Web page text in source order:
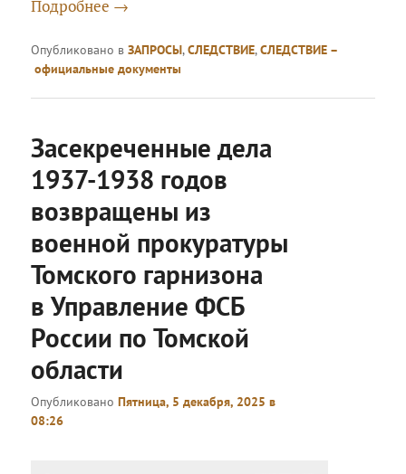
Подробнее →
Опубликовано в ЗАПРОСЫ,СЛЕДСТВИЕ,СЛЕДСТВИЕ –
официальные документы
Засекреченные дела
1937-1938 годов
возвращены из
военной прокуратуры
Томского гарнизона
в Управление ФСБ
России по Томской
области
ОпубликованоПятница, 5 декабря, 2025 в
08:26